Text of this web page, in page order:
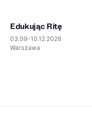
Edukując Ritę
03.09-10.12.2026
Warszawa